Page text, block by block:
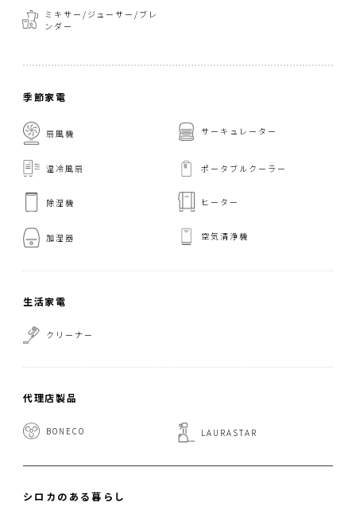
ミキサー/ジューサー/ ブレ
ンダー
季節家電
扇風機 サーキュレーター
温冷風扇 ポータブルクーラー
除湿機 ヒーター
加湿器 空気清浄機
生活家電
クリーナー
代理店製品
BONECO LAURASTAR
シロカのある暮らし